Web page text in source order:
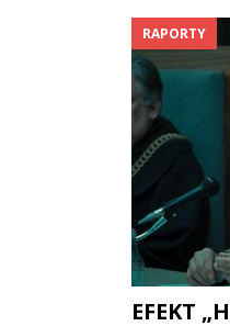
RAPORTY
EFEKT